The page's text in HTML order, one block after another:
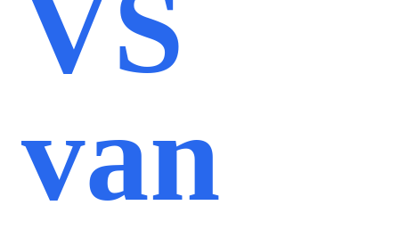
VS
van